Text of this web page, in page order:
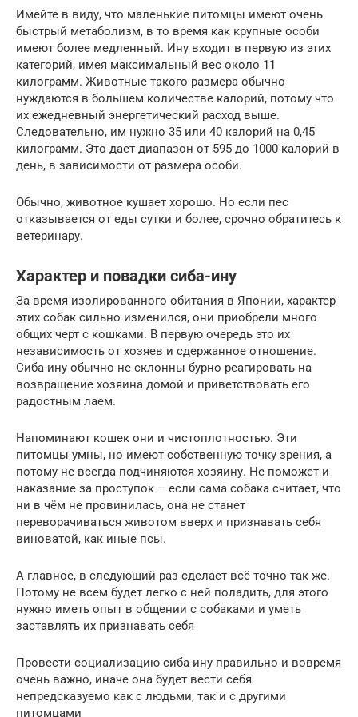
Имейте в виду, что маленькие питомцы имеют очень
быстрый метаболизм, в то время как крупные особи
имеют более медленный. Ину входит в первую из этих
категорий, имея максимальный вес около 11
килограмм. Животные такого размера обычно
нуждаются в большем количестве калорий, потому что
их ежедневный энергетический расход выше.
Следовательно, им нужно 35 или 40 калорий на 0,45
килограмм. Это дает диапазон от 595 до 1000 калорий в
день, в зависимости от размера особи.
Обычно, животное кушает хорошо. Но если пес
отказывается от еды сутки и более, срочно обратитесь к
ветеринару.
Характер и повадки сиба-ину
За время изолированного обитания в Японии, характер
этих собак сильно изменился, они приобрели много
общих черт с кошками. В первую очередь это их
независимость от хозяев и сдержанное отношение.
Сиба-ину обычно не склонны бурно реагировать на
возвращение хозяина домой и приветствовать его
радостным лаем.
Напоминают кошек они и чистоплотностью. Эти
питомцы умны, но имеют собственную точку зрения, а
потому не всегда подчиняются хозяину. Не поможет и
наказание за проступок – если сама собака считает, что
ни в чём не провинилась, она не станет
переворачиваться животом вверх и признавать себя
виноватой, как иные псы.
А главное, в следующий раз сделает всё точно так же.
Потому не всем будет легко с ней поладить, для этого
нужно иметь опыт в общении с собаками и уметь
заставлять их признавать себя
Провести социализацию сиба-ину правильно и вовремя
очень важно, иначе она будет вести себя
непредсказуемо как с людьми, так и с другими
питомцами